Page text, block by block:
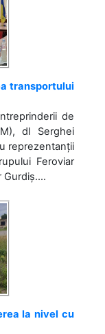
transportului
de
dl Serghei
reprezentanții
Feroviar
Gurdiș....
la nivel cu